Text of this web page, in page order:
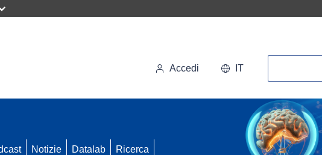
Accedi IT
Notizie Datalab Ricerca